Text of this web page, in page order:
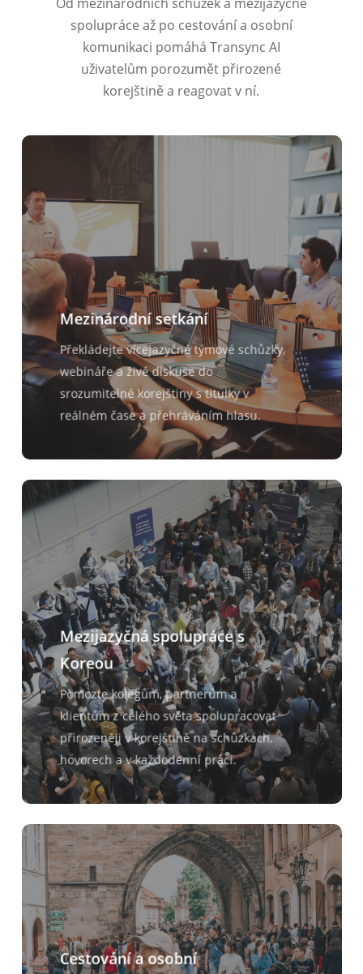
Od mezinárodních schůzek a mezijazyčné
spolupráce až po cestování a osobní
komunikaci pomáhá Transync AI
uživatelům porozumět přirozené
korejštině a reagovat v ní.
Mezinárodní setkání
Překládejte vícejazyčné týmové schůzky,
webináře a živé diskuse do
srozumitelné korejštiny s titulky v
reálném čase a přehráváním hlasu.
Mezijazyčná spolupráce s
Koreou
Pomozte kolegům, partnerům a
klientům z celého světa spolupracovat
přirozeněji v korejštině na schůzkách,
hovorech a v každodenní práci.
Cestování a osobní